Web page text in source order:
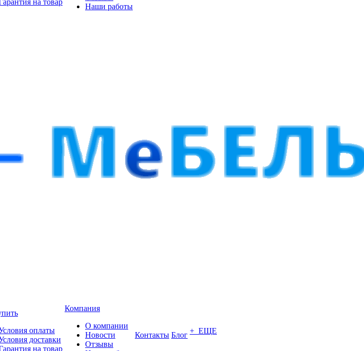
на товар
Наши работы
оплаты
доставки
на товар
Компания
О компании
Новости
Отзывы
Контакты Блог + ЕЩЕ